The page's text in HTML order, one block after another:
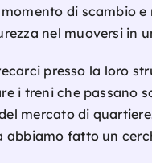
di scambio
nel muoversi in
presso la loro
i treni che passano
mercato di
abbiamo fatto un